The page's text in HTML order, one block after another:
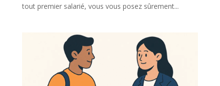
tout premier salarié, vous vous posez sûrement...